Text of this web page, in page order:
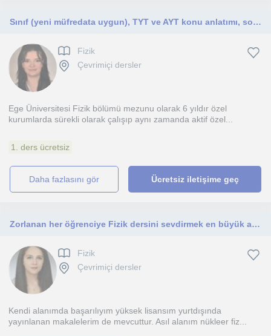
Sınıf (yeni müfredata uygun), TYT ve AYT konu anlatımı, soru çözümü ve yakınındaki yapılması
Fizik
Çevrimiçi dersler
Ege Üniversitesi Fizik bölümü mezunu olarak 6 yıldır özel
kurumlarda sürekli olarak çalışıp aynı zamanda aktif özel...
1. ders ücretsiz
daha fazlasını gör Ücretsiz iletişime geç
Zorlanan her öğrenciye Fizik dersini sevdirmek en büyük amaçlarımdan birisi
Fizik
Çevrimiçi dersler
Kendi alanımda başarılıyım yüksek lisansım yurtdışında
yayınlanan makalelerim de mevcuttur. Asıl alanım nükleer fiz...